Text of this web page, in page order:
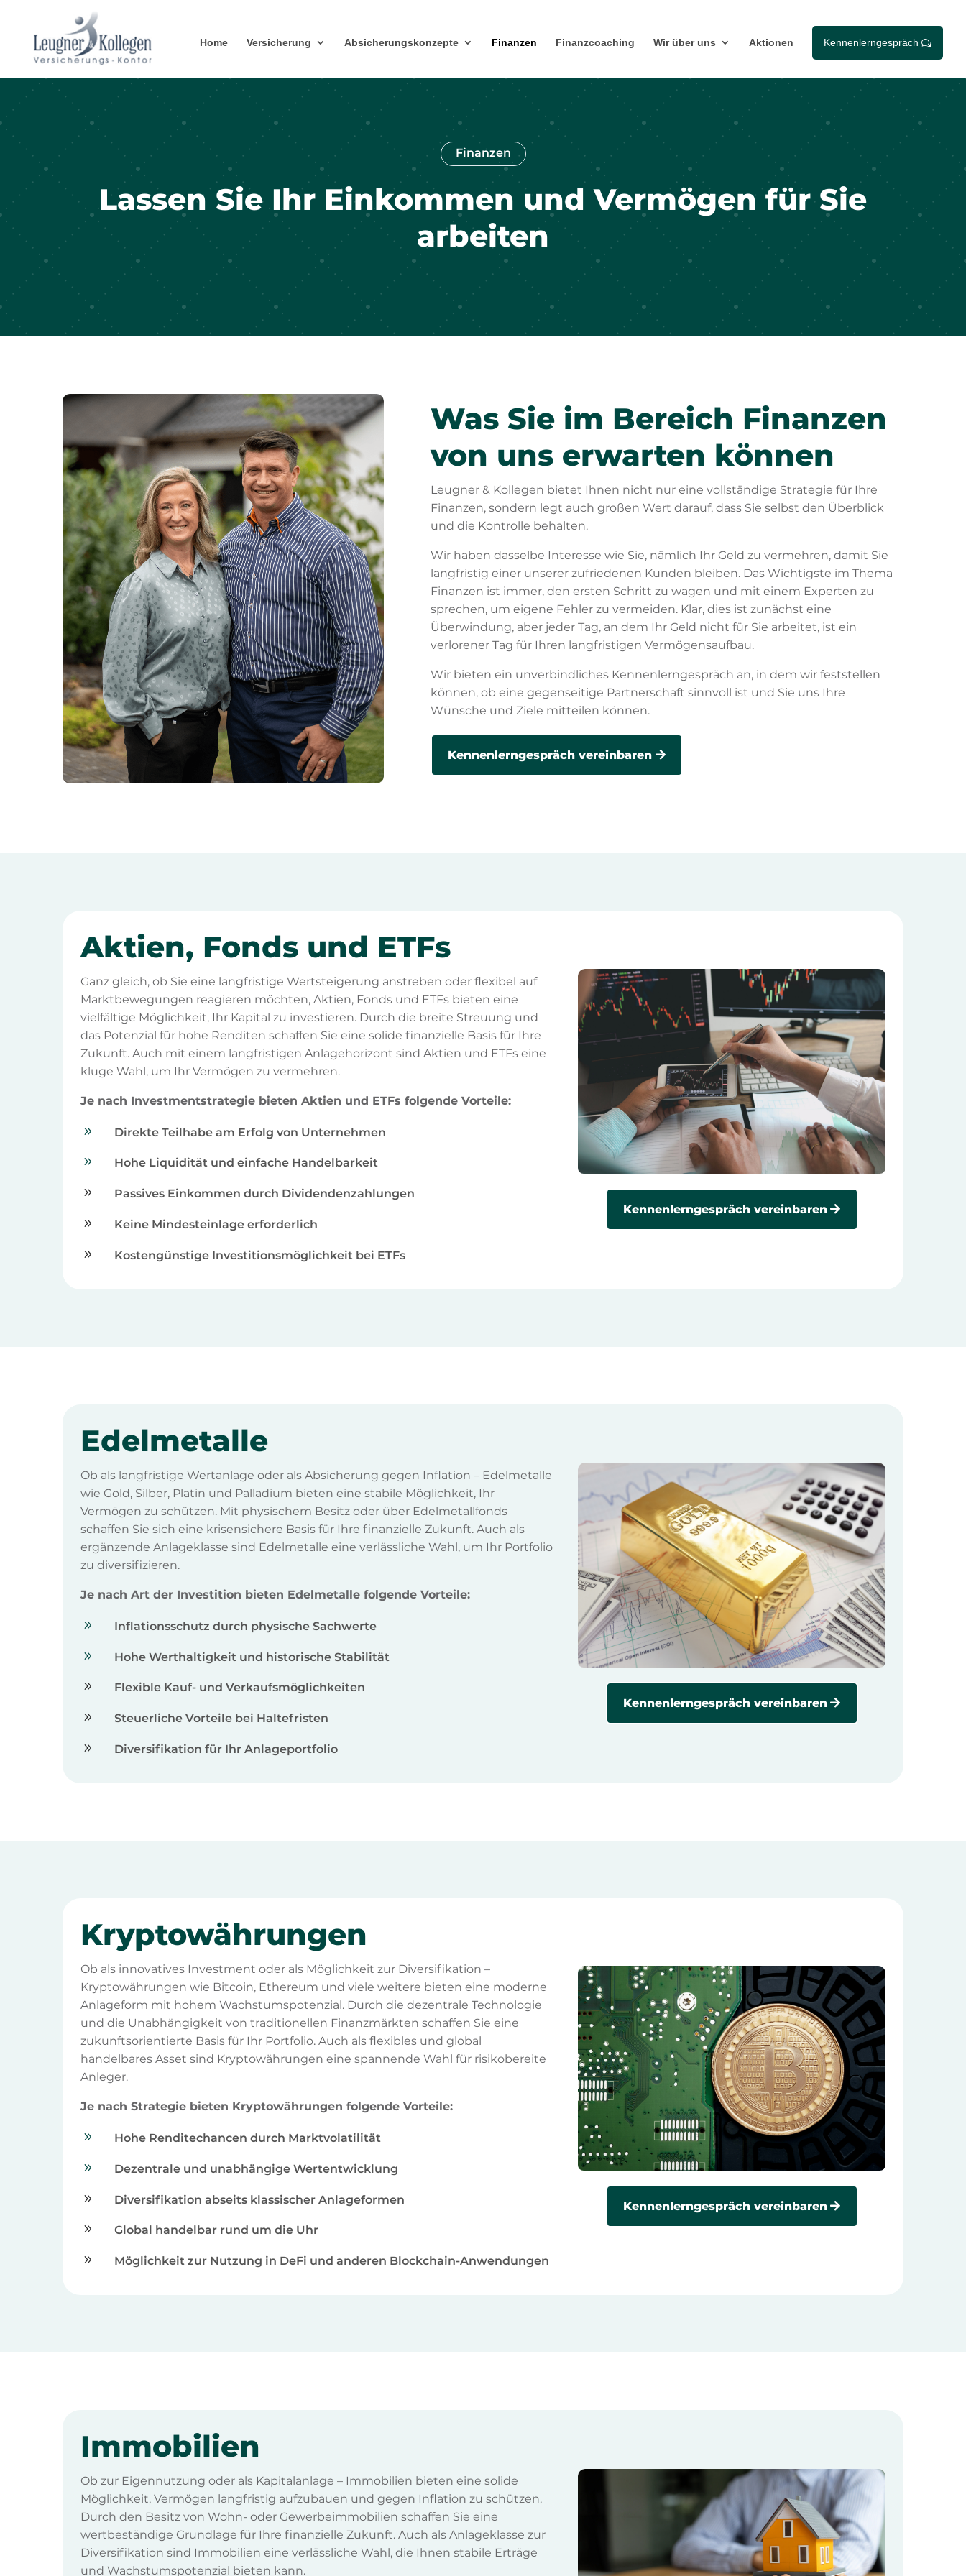
Home Versicherung Absicherungskonzepte Finanzen Finanzcoaching Wir über uns Aktionen Kennenlerngespräch w
Finanzen
Lassen Sie Ihr Einkommen und Vermögen für Sie
arbeiten
Was Sie im Bereich Finanzen
von uns erwarten können
Leugner & Kollegen bietet Ihnen nicht nur eine vollständige Strategie für Ihre
Finanzen, sondern legt auch großen Wert darauf, dass Sie selbst den Überblick
und die Kontrolle behalten.
Wir haben dasselbe Interesse wie Sie, nämlich Ihr Geld zu vermehren, damit Sie
langfristig einer unserer zufriedenen Kunden bleiben. Das Wichtigste im Thema
Finanzen ist immer, den ersten Schritt zu wagen und mit einem Experten zu
sprechen, um eigene Fehler zu vermeiden. Klar, dies ist zunächst eine
Überwindung, aber jeder Tag, an dem Ihr Geld nicht für Sie arbeitet, ist ein
verlorener Tag für Ihren langfristigen Vermögensaufbau.
Wir bieten ein unverbindliches Kennenlerngespräch an, in dem wir feststellen
können, ob eine gegenseitige Partnerschaft sinnvoll ist und Sie uns Ihre
Wünsche und Ziele mitteilen können.
Kennenlerngespräch vereinbaren
Aktien, Fonds und ETFs
Ganz gleich, ob Sie eine langfristige Wertsteigerung anstreben oder flexibel auf
Marktbewegungen reagieren möchten, Aktien, Fonds und ETFs bieten eine
vielfältige Möglichkeit, Ihr Kapital zu investieren. Durch die breite Streuung und
das Potenzial für hohe Renditen schaffen Sie eine solide finanzielle Basis für Ihre
Zukunft. Auch mit einem langfristigen Anlagehorizont sind Aktien und ETFs eine
kluge Wahl, um Ihr Vermögen zu vermehren.
Je nach Investmentstrategie bieten Aktien und ETFs folgende Vorteile:
9 Direkte Teilhabe am Erfolg von Unternehmen
9 Hohe Liquidität und einfache Handelbarkeit
9 Passives Einkommen durch Dividendenzahlungen
9 Keine Mindesteinlage erforderlich
9 Kostengünstige Investitionsmöglichkeit bei ETFs
Kennenlerngespräch vereinbaren
Edelmetalle
Ob als langfristige Wertanlage oder als Absicherung gegen Inflation – Edelmetalle
wie Gold, Silber, Platin und Palladium bieten eine stabile Möglichkeit, Ihr
Vermögen zu schützen. Mit physischem Besitz oder über Edelmetallfonds
schaffen Sie sich eine krisensichere Basis für Ihre finanzielle Zukunft. Auch als
ergänzende Anlageklasse sind Edelmetalle eine verlässliche Wahl, um Ihr Portfolio
zu diversifizieren.
Je nach Art der Investition bieten Edelmetalle folgende Vorteile:
9 Inflationsschutz durch physische Sachwerte
9 Hohe Werthaltigkeit und historische Stabilität
9 Flexible Kauf- und Verkaufsmöglichkeiten
9 Steuerliche Vorteile bei Haltefristen
9 Diversifikation für Ihr Anlageportfolio
Kennenlerngespräch vereinbaren
Kryptowährungen
Ob als innovatives Investment oder als Möglichkeit zur Diversifikation –
Kryptowährungen wie Bitcoin, Ethereum und viele weitere bieten eine moderne
Anlageform mit hohem Wachstumspotenzial. Durch die dezentrale Technologie
und die Unabhängigkeit von traditionellen Finanzmärkten schaffen Sie eine
zukunftsorientierte Basis für Ihr Portfolio. Auch als flexibles und global
handelbares Asset sind Kryptowährungen eine spannende Wahl für risikobereite
Anleger.
Je nach Strategie bieten Kryptowährungen folgende Vorteile:
9 Hohe Renditechancen durch Marktvolatilität
9 Dezentrale und unabhängige Wertentwicklung
9 Diversifikation abseits klassischer Anlageformen
9 Global handelbar rund um die Uhr
9 Möglichkeit zur Nutzung in DeFi und anderen Blockchain-Anwendungen
Kennenlerngespräch vereinbaren
Immobilien
Ob zur Eigennutzung oder als Kapitalanlage – Immobilien bieten eine solide
Möglichkeit, Vermögen langfristig aufzubauen und gegen Inflation zu schützen.
Durch den Besitz von Wohn- oder Gewerbeimmobilien schaffen Sie eine
wertbeständige Grundlage für Ihre finanzielle Zukunft. Auch als Anlageklasse zur
Diversifikation sind Immobilien eine verlässliche Wahl, die Ihnen stabile Erträge
und Wachstumspotenzial bieten kann.